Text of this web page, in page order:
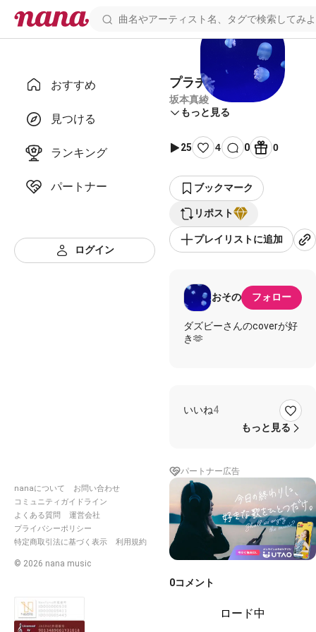
おすすめ
見つける
ランキング
パートナー
ログイン
nanaについて
お問い合わせ
コミュニティガイドライン
よくある質問
運営会社
プライバシーポリシー
特定商取引法に基づく表示
利用規約
© 2026 nana music
プラチナ
坂本真綾
もっと見る
25 4 0 0
ブックマーク
リポスト
プレイリストに追加
おその フォロー
ダズビーさんのcoverが好
き🫶
いいね4
もっと見る
パートナー広告
0コメント
ロード中